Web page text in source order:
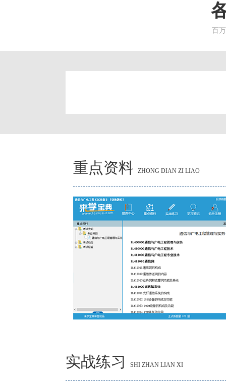
百
重点资料 ZHONG DIAN ZI LIAO
实战练习 SHI ZHAN LIAN XI